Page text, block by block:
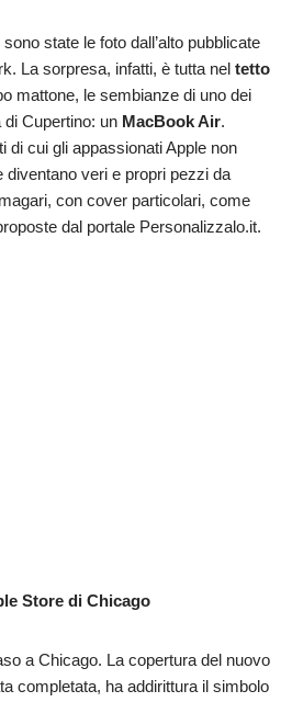
state le foto dall’alto pubblicate
La sorpresa, infatti, è tutta nel tetto
mattone, le sembianze di uno dei
di Cupertino: un MacBook Air.
di cui gli appassionati Apple non
diventano veri e propri pezzi da
con cover particolari, come
dal portale Personalizzalo.it.
Store di Chicago
a Chicago. La copertura del nuovo
completata, ha addirittura il simbolo